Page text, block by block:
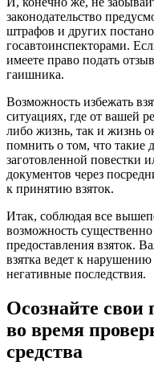
законодательство
штрафов и других
госавтоинспекторами.
имеете право подать
гаишника.
Возможность избежать
ситуациях, где от вашей
либо жизнь, так и жизнь
помнить о том, что такие
заготовленной повестки
документов через
к принятию взяток.
Итак, соблюдая все
возможность
предоставления взяток.
взятка ведет к
негативные последствия.
Осознайте свои
во время
средства